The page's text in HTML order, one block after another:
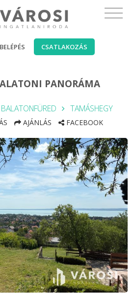
CSATLAKOZÁS
PANORÁMA
BALATONFÜRED TAMÁSHEGY
AJÁNLÁS FACEBOOK